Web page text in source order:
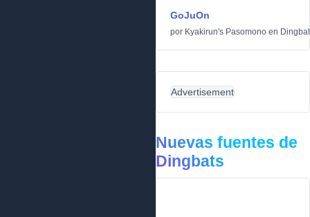
GoJuOn
por Kyakirun's Pasomono en
Advertisement
Nuevas fuentes de
Dingbats